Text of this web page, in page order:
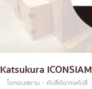
Katsukura ICONSIAM
ไอคอนสยาม・คัตสึด้ง/ทงคัตสึ